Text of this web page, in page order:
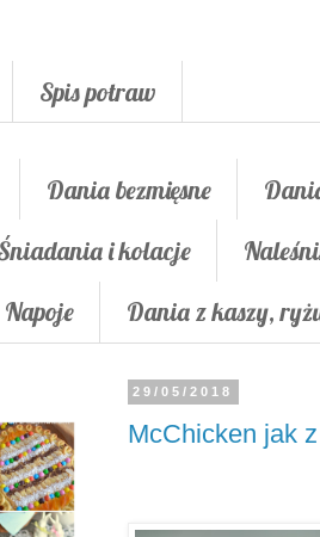
Spis potraw
Dania bezmięsne
i kolacje
Napoje Dania z kaszy,
29/05/2018
McChicken jak